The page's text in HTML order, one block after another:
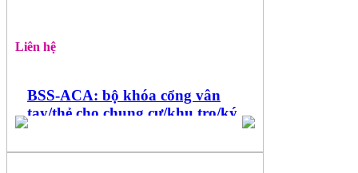
Liên hệ
BSS-ACA: bộ khóa cổng vân
tay/thẻ cho chung cư/khu trọ/ký
túc